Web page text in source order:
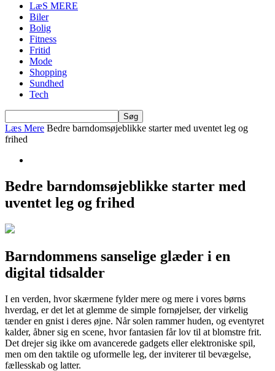
LæS MERE
Biler
Bolig
Fitness
Fritid
Mode
Shopping
Sundhed
Tech
Læs Mere Bedre barndomsøjeblikke starter med uventet leg og
frihed
Bedre barndomsøjeblikke starter med
uventet leg og frihed
Barndommens sanselige glæder i en
digital tidsalder
I en verden, hvor skærmene fylder mere og mere i vores børns
hverdag, er det let at glemme de simple fornøjelser, der virkelig
tænder en gnist i deres øjne. Når solen rammer huden, og eventyret
kalder, åbner sig en scene, hvor fantasien får lov til at blomstre frit.
Det drejer sig ikke om avancerede gadgets eller elektroniske spil,
men om den taktile og uformelle leg, der inviterer til bevægelse,
fællesskab og latter.